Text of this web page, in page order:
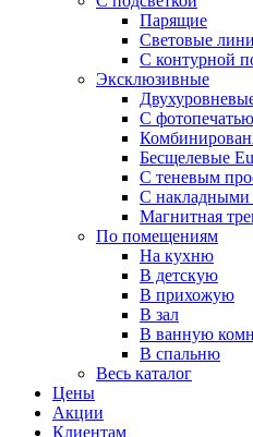
Парящие
Световые
С контурной
Эксклюзивные
С фотопечатью
Бесщелевые
С теневым
С накладными
Магнитная
По помещениям
На кухню
В детскую
В прихожую
В зал
В ванную
В спальню
Весь каталог
Цены
Акции
Клиентам